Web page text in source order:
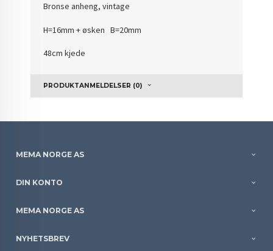
Bronse anheng, vintage
H=16mm + øsken B=20mm
48cm kjede
PRODUKTANMELDELSER (0)
MEMA NORGE AS
DIN KONTO
MEMA NORGE AS
NYHETSBREV